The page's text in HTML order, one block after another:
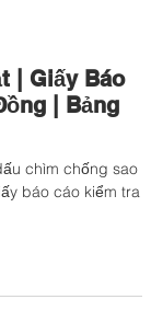
| Giấy Báo
| Bảng
chìm chống sao
báo cáo kiểm tra